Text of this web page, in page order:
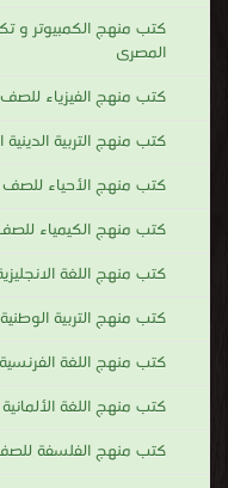
كتب منهج الكمبيوتر و
المصرى
كتب منهج الفيزياء للصف
كتب منهج التربية
كتب منهج الأحياء للصف
كتب منهج الكيمياء
كتب منهج اللغة
كتب منهج التربية
كتب منهج اللغة
كتب منهج اللغة
كتب منهج الفلسفة للصف